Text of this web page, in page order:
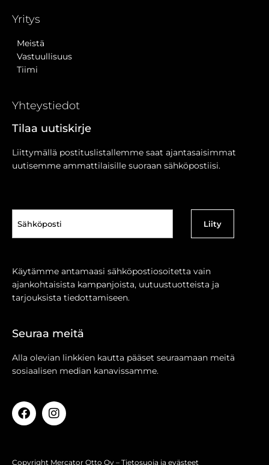
Yritys
Meistä
Vastuullisuus
Tiimi
Yhteystiedot
Tilaa uutiskirje
Liittymällä postituslistallemme saat ajantasaisimmat
uutisemme ammattilaisille suoraan sähköpostiisi.
(Pakollinen)
Käytämme antamaasi sähköpostiosoitetta vain
ajankohtaisista kampanjoista, uutuustuotteista ja
tarjouksista tiedottamiseen.
Seuraa meitä
Alla olevian linkkien kautta pääset seuraamaan meitä
sosiaalisen median kanavissamme.
Copyright Mercator Otto Oy – Tietosuoja ja evästeet